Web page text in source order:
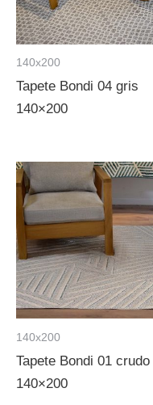
140x200
Tapete Bondi 04 gris
140×200
140x200
Tapete Bondi 01 crudo
140×200